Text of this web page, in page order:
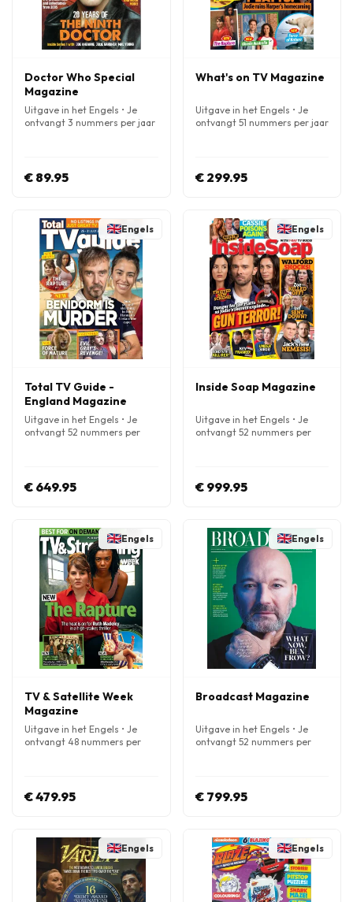
Doctor Who Special
Magazine
Uitgave in het Engels • Je
ontvangt 3 nummers per jaar
€ 89.95
What's on TV Magazine
Uitgave in het Engels • Je
ontvangt 51 nummers per jaar
€ 299.95
Engels
Total TV Guide -
England Magazine
Uitgave in het Engels • Je
ontvangt 52 nummers per
€ 649.95
Engels
Inside Soap Magazine
Uitgave in het Engels • Je
ontvangt 52 nummers per
€ 999.95
Engels
TV & Satellite Week
Magazine
Uitgave in het Engels • Je
ontvangt 48 nummers per
€ 479.95
Engels
Broadcast Magazine
Uitgave in het Engels • Je
ontvangt 52 nummers per
€ 799.95
Engels Engels